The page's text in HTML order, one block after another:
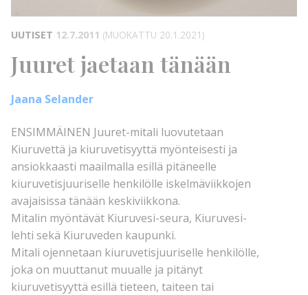
UUTISET 12.7.2011 (MUOKATTU 20.1.2021)
Juuret jaetaan tänään
Jaana Selander
ENSIMMÄINEN Juuret-mitali luovutetaan
Kiuruvettä ja kiuruvetisyyttä myönteisesti ja
ansiokkaasti maailmalla esillä pitäneelle
kiuruvetisjuuriselle henkilölle iskelmäviikkojen
avajaisissa tänään keskiviikkona.
Mitalin myöntävät Kiuruvesi-seura, Kiuruvesi-
lehti sekä Kiuruveden kaupunki.
Mitali ojennetaan kiuruvetisjuuriselle henkilölle,
joka on muuttanut muualle ja pitänyt
kiuruvetisyyttä esillä tieteen, taiteen tai